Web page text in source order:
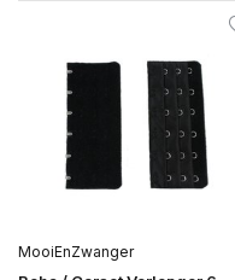
MooiEnZwanger